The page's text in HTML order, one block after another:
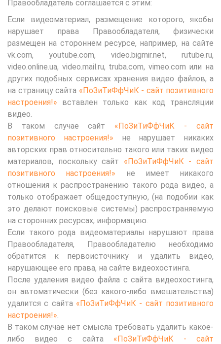
Правообладатель соглашается с этим:
Если видеоматериал, размещение которого, якобы
нарушает права Правообладателя, физически
размещен на стороннем ресурсе, например, на сайте
vk.com, youtube.com, video.bigmir.net, rutube.ru,
video.online.ua, video.mail.ru, truba.com, vimeo.com или на
других подобных сервисах хранения видео файлов, а
на страницу сайта «ПоЗиТиФфЧиК - сайт позитивного
настроения!» вставлен только как код трансляции
видео.
В таком случае сайт «ПоЗиТиФфЧиК - сайт
позитивного настроения!» не нарушает никаких
авторских прав относительно такого или таких видео
материалов, поскольку сайт «ПоЗиТиФфЧиК - сайт
позитивного настроения!» не имеет никакого
отношения к распространению такого рода видео, а
только отображает общедоступную, (на подобии как
это делают поисковые системы) распространяемую
на сторонних ресурсах, информацию.
Если такого рода видеоматериалы нарушают права
Правообладателя, Правообладателю необходимо
обратится к первоисточнику и удалить видео,
нарушающее его права, на сайте видеохостинга.
После удаления видео файла с сайта видеохостинга,
он автоматически (без какого-либо вмешательства)
удалится с сайта «ПоЗиТиФфЧиК - сайт позитивного
настроения!»
В таком случае нет смысла требовать удалить какое-
либо видео с сайта «ПоЗиТиФфЧиК - сайт